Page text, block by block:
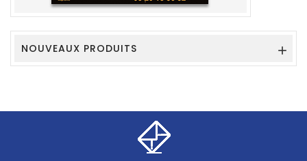
NOUVEAUX PRODUITS 